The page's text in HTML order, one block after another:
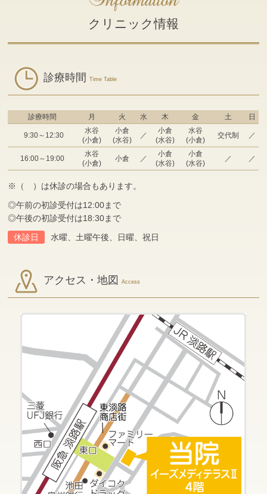
クリニック情報
診療時間Time Table
診療時間 月 火 水 木 金 土 日
9:30～12:30
水谷
(小倉)
小倉
(水谷)
／
小倉
(水谷)
水谷
(小倉)
交代制 ／
16:00～19:00
水谷
(小倉)
小倉 ／
小倉
(水谷)
小倉
(水谷)
／ ／
※（ ）は休診の場合もあります。
◎午前の初診受付は12:00まで
◎午後の初診受付は18:30まで
休診日
水曜、土曜午後、日曜、祝日
アクセス・地図Access